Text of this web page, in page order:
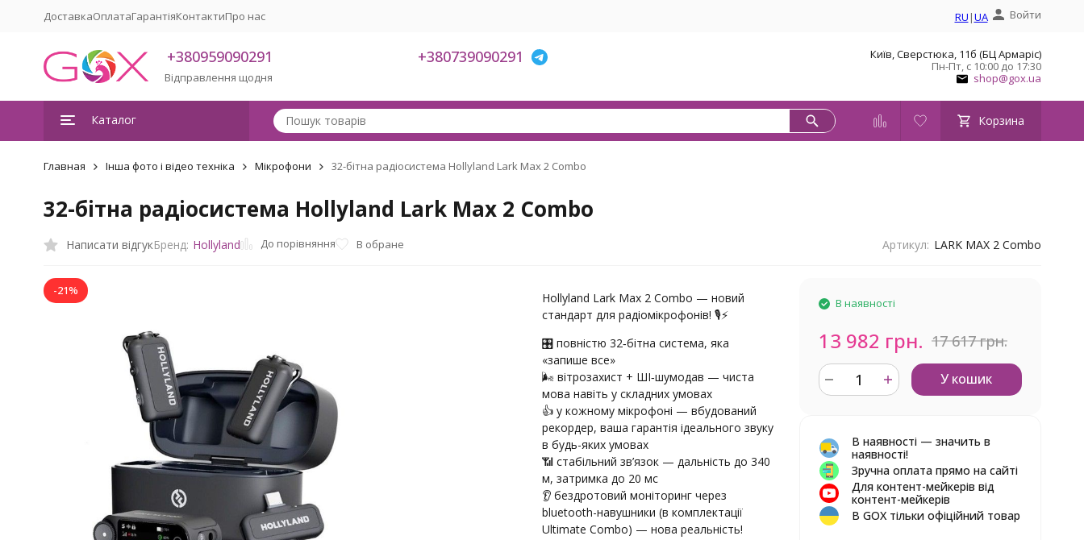
ДоставкаОплатаГарантіяКонтактиПро нас RU |UA Войти
+380959090291
Відправлення щодня
+380739090291
Київ, Сверстюка, 11б (БЦ Армаріс)
Пн-Пт, с 10:00 до 17:30
shop@gox.ua
Каталог Корзина
Главная Інша фото і відео техніка Мікрофони 32-бітна радіосистема Hollyland Lark Max 2 Combo
32-бітна радіосистема Hollyland Lark Max 2 Combo
Написати відгукБренд: Hollyland До порівняння В обране Артикул: LARK MAX 2 Combo
-21%
Hollyland Lark Max 2 Combo — новий
стандарт для радіомікрофонів! 🎙️⚡
🎛️ повністю 32‑бітна система, яка
«запише все»
🌬️ вітрозахист + ШІ‑шумодав — чиста
мова навіть у складних умовах
👍 у кожному мікрофоні — вбудований
рекордер, ваша гарантія ідеального звуку
в будь-яких умовах
📶 стабільний зв’язок — дальність до 340
м, затримка до 20 мс
👂 бездротовий моніторинг через
bluetooth-навушники (в комплектації
Ultimate Combo) — нова реальність!
В наявності
13 982 грн. 17 617 грн.
У кошик
В наявності — значить в
наявності!
Зручна оплата прямо на сайті
Для контент-мейкерів від
контент-мейкерів
В GOX тільки офіційний товар